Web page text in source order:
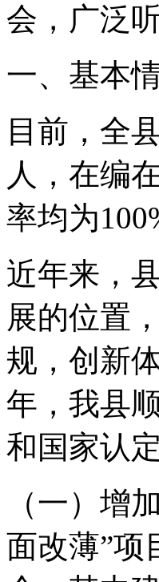
会，广泛
一、基本
目前，全
人，在编
率均为
近年来，
展的位置
规，创新
年，我县
和国家认定
（一）增
面改薄”项